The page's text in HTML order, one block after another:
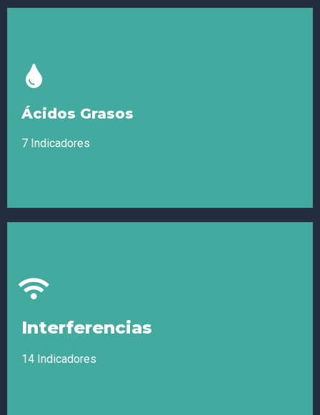
Retos Ambientales
Hidrocarburos, Radiación, Metales Tóxicos
Ácidos Grasos
7 Indicadores
Alfa Linolelco 3 (ALA), Ácido araquidónico 6 (AA), Ácido
Ácido linolénico gamma 6 (GLA), Ácido linoleico 6, Ácido
Interferencias
14 Indicadores